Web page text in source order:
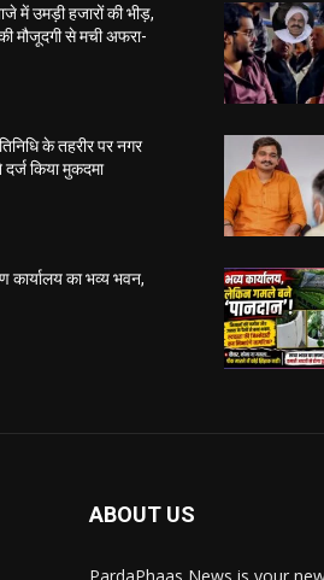
में उमड़ी हजारों की भीड़,
मौजूदगी से मची अफरा-
के तहरीर पर नगर
किया मुकदमा
कार्यालय का भव्य भवन,
ABOUT US